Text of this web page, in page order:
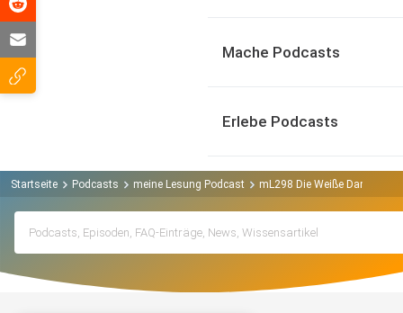
Mache Podcasts
Erlebe Podcasts
Startseite Podcasts meine Lesung Podcast mL298 Die Weiße Dame -